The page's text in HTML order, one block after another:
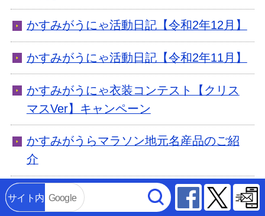
サイト内 Google Facebook
かすみがうにゃ活動日記【令和2年12月】
かすみがうにゃ活動日記【令和2年11月】
かすみがうにゃ衣装コンテスト【クリス
マスVer】キャンペーン
かすみがうらマラソン地元名産品のご紹
介
寄附の公表